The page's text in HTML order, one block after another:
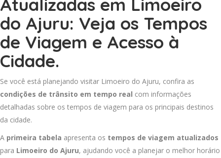
Atualizadas em Limoeiro
do Ajuru: Veja os Tempos
de Viagem e Acesso à
Cidade.
Se você está planejando visitar Limoeiro do Ajuru, confira as
condições de trânsito em tempo real com informações
detalhadas sobre os tempos de viagem para os principais destinos
da cidade.
A primeira tabela apresenta os tempos de viagem atualizados
para Limoeiro do Ajuru, ajudando você a planejar o melhor horário